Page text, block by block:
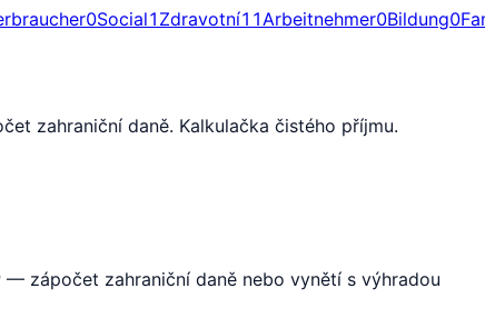
0Social1 Zdravotní11Arbeitnehmer0Bildung0
zahraniční daně. Kalkulačka čistého příjmu.
zápočet zahraniční daně nebo vynětí s výhradou